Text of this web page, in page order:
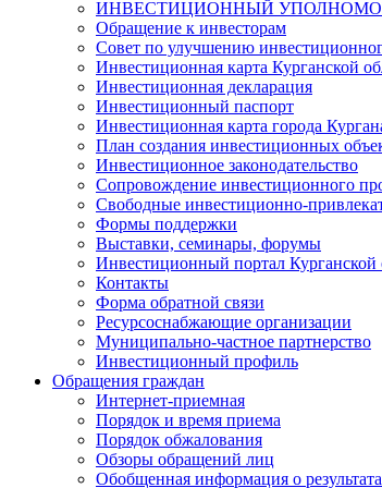
ИНВЕСТИЦИОННЫЙ
Обращение к инвесторам
Совет по улучшению
Инвестиционная карта Курганской
Инвестиционная декларация
Инвестиционный паспорт
Инвестиционная карта города
План создания инвестиционных
Инвестиционное законодательство
Сопровождение инвестиционного
Свободные инвестиционно-
Формы поддержки
Выставки, семинары, форумы
Инвестиционный портал Курганской
Контакты
Форма обратной связи
Ресурсоснабжающие организации
Муниципально-частное партнерство
Инвестиционный профиль
Обращения граждан
Интернет-приемная
Порядок и время приема
Порядок обжалования
Обзоры обращений лиц
Обобщенная информация о